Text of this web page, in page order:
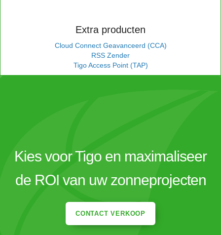
Extra producten
Cloud Connect Geavanceerd (CCA)
RSS Zender
Tigo Access Point (TAP)
Kies voor Tigo en maximaliseer
de ROI van uw zonneprojecten
CONTACT VERKOOP